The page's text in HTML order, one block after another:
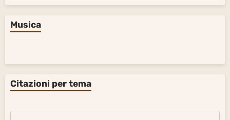
Musica
Citazioni per tema